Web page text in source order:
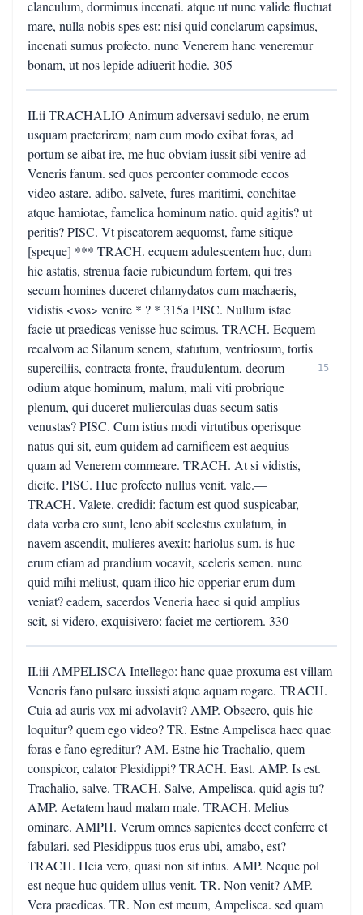
clanculum, dormimus incenati. atque ut nunc valide fluctuat
mare, nulla nobis spes est: nisi quid conclarum capsimus,
incenati sumus profecto. nunc Venerem hanc veneremur
bonam, ut nos lepide adiuerit hodie. 305
II.ii TRACHALIO Animum adversavi sedulo, ne erum
usquam praeterirem; nam cum modo exibat foras, ad
portum se aibat ire, me huc obviam iussit sibi venire ad
Veneris fanum. sed quos perconter commode eccos
video astare. adibo. salvete, fures maritimi, conchitae
atque hamiotae, famelica hominum natio. quid agitis? ut
peritis? PISC. Vt piscatorem aequomst, fame sitique
[speque] *** TRACH. ecquem adulescentem huc, dum
hic astatis, strenua facie rubicundum fortem, qui tres
secum homines duceret chlamydatos cum machaeris,
vidistis <vos> venire * ? * 315a PISC. Nullum istac
facie ut praedicas venisse huc scimus. TRACH. Ecquem
recalvom ac Silanum senem, statutum, ventriosum, tortis
superciliis, contracta fronte, fraudulentum, deorum
odium atque hominum, malum, mali viti probrique
plenum, qui duceret mulierculas duas secum satis
venustas? PISC. Cum istius modi virtutibus operisque
natus qui sit, eum quidem ad carnificem est aequius
quam ad Venerem commeare. TRACH. At si vidistis,
dicite. PISC. Huc profecto nullus venit. vale.—
TRACH. Valete. credidi: factum est quod suspicabar,
data verba ero sunt, leno abit scelestus exulatum, in
navem ascendit, mulieres avexit: hariolus sum. is huc
erum etiam ad prandium vocavit, sceleris semen. nunc
quid mihi meliust, quam ilico hic opperiar erum dum
veniat? eadem, sacerdos Veneria haec si quid amplius
scit, si videro, exquisivero: faciet me certiorem. 330
15
II.iii AMPELISCA Intellego: hanc quae proxuma est villam
Veneris fano pulsare iussisti atque aquam rogare. TRACH.
Cuia ad auris vox mi advolavit? AMP. Obsecro, quis hic
loquitur? quem ego video? TR. Estne Ampelisca haec quae
foras e fano egreditur? AM. Estne hic Trachalio, quem
conspicor, calator Plesidippi? TRACH. East. AMP. Is est.
Trachalio, salve. TRACH. Salve, Ampelisca. quid agis tu?
AMP. Aetatem haud malam male. TRACH. Melius
ominare. AMPH. Verum omnes sapientes decet conferre et
fabulari. sed Plesidippus tuos erus ubi, amabo, est?
TRACH. Heia vero, quasi non sit intus. AMP. Neque pol
est neque huc quidem ullus venit. TR. Non venit? AMP.
Vera praedicas. TR. Non est meum, Ampelisca. sed quam